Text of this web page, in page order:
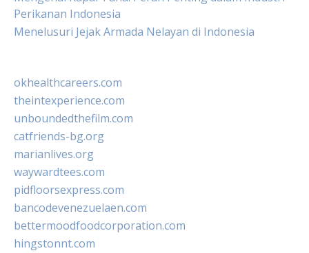
Perikanan Indonesia
Menelusuri Jejak Armada Nelayan di Indonesia
okhealthcareers.com
theintexperience.com
unboundedthefilm.com
catfriends-bg.org
marianlives.org
waywardtees.com
pidfloorsexpress.com
bancodevenezuelaen.com
bettermoodfoodcorporation.com
hingstonnt.com